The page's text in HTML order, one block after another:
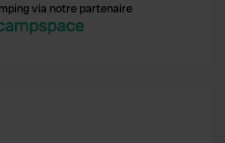
via notre partenaire